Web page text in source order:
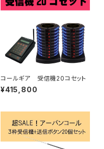
コールギア 受信機20コセット
¥415,800